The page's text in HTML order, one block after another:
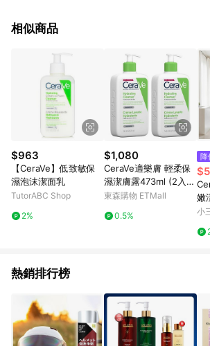
隸屬於蝦皮商城，點數回饋請依照「蝦皮超市」商
主。 7. 點數回饋將依照蝦皮提供扣除折價券、運
終金額進行計算。 8. 同一商品品項(即便不同尺寸
入同一筆返點上限進行計算 9. 用戶需於同一瀏覽
自動跳轉 APP，請在 APP交易）。 10. 若使用不
式，將拆分成不同筆訂單編號發送通知。 11. 若
可能會有攤提折抵導致訂單金額些微落差 12. 蝦
購跳轉紀錄與蝦皮的會員ID進行綁定，若後續七
媒體來源導入蝦皮官網，則七天內於該蝦皮帳號下
會被蝦皮認列為該LINE用戶導購跳轉時所成立之訂
一用戶使用一個以上蝦皮帳號透過LINE購物進行
致無法收到導購通知，亦可能無法收到點數，再
有贈點爭議，請務必於訂單日期+60天以內進行
過60天(含)以上進行申訴，恕無法贈點回饋。 [注意事項] 1.如導
購途中用戶由網頁版(電腦版/手機版網頁)切換為
POINTS 回饋。 / 3.如用戶先前往蝦皮商城將商品加入購物車，
後續透過LINE購物前往至蝦皮商城將購物車結清，
入 LINE Points 回饋 4.若因系統異常無法追蹤訂
無接收到點數回饋，蝦皮保有更改條款與法律追訴
購物商品價格若與蝦皮賣場實際價格有異，以蝦
相似商品
$963
【CeraVe】低致敏保
濕泡沫潔面乳
TutorABC Shop
2%
$1,080
CeraVe適樂膚 輕柔保
濕潔膚露473ml (2入
組)
東森購物 ETMall
0.5%
降
嫩
小
熱銷排行榜